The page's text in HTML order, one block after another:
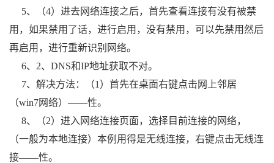
5、（4）进去网络连接之后，首先查看连接有没有被禁
用，如果禁用了话，进行启用，没有禁用，可以先禁用然后
再启用，进行重新识别网络。
6、2、DNS和IP地址获取不对。
7、解决方法：（1）首先在桌面右键点击网上邻居
（win7网络）——性。
8、（2）进入网络连接页面，选择目前连接的网络，
（一般为本地连接）本例用得是无线连接，右键点击无线连
接——性。